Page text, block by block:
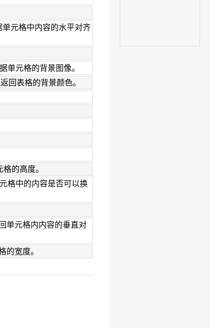
元格中内容的水平对齐
单元格的背景图像。
回表格的背景颜色。
的高度。
格中的内容是否可以换
单元格内内容的垂直对
的宽度。